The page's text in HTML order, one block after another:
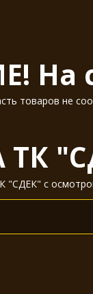
На
товаров не
"СДЕК" с